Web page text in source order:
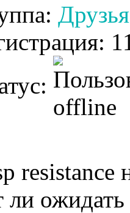
resistanсe
ли